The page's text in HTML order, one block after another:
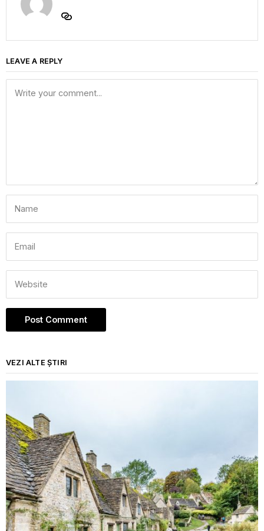
LEAVE A REPLY
VEZI ALTE ȘTIRI